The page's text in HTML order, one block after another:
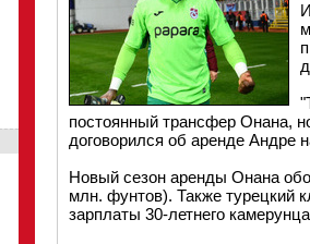
постоянный трансфер Онана,
договорился об аренде Андре
Новый сезон аренды Онана
млн. фунтов). Также турецкий
зарплаты 30-летнего